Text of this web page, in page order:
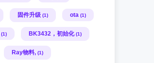
固件升级 (1) ota (1)
(1) BK3432，初始化 (1)
Ray物料, (1)